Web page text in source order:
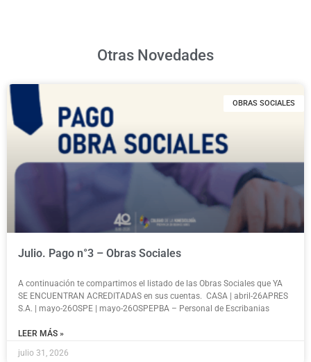
Otras Novedades
OBRAS SOCIALES
Julio. Pago n°3 – Obras Sociales
A continuación te compartimos el listado de las Obras Sociales que YA
SE ENCUENTRAN ACREDITADAS en sus cuentas. CASA | abril-26APRES
S.A. | mayo-26OSPE | mayo-26OSPEPBA – Personal de Escribanias
LEER MÁS »
julio 31, 2026